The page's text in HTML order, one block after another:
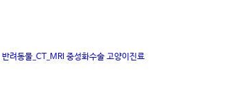
반려동물_CT_MRI 중성화수술 고양이진료